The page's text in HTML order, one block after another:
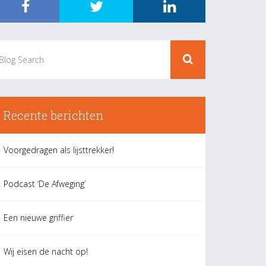
Recente berichten
Voorgedragen als lijsttrekker!
Podcast ‘De Afweging’
Een nieuwe griffier
Wij eisen de nacht op!